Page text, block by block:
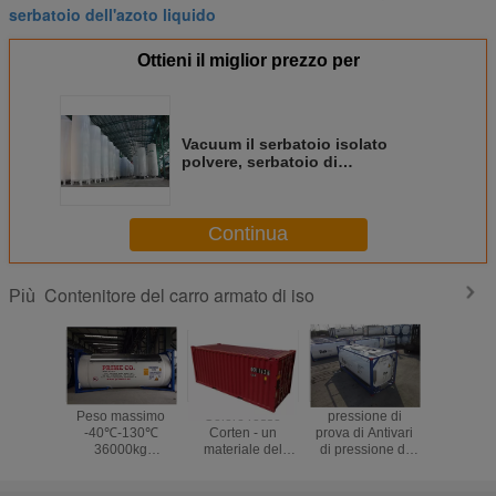
serbatoio dell'azoto liquido
Ottieni il miglior prezzo per
Vacuum il serbatoio isolato
polvere, serbatoio di
Continua
Più Contenitore del carro armato di iso
Peso massimo
-40℃-130℃
36000kg
Colore rosso
Corten - un
materiale del
pressione di
prova di Antivari
di pressione di